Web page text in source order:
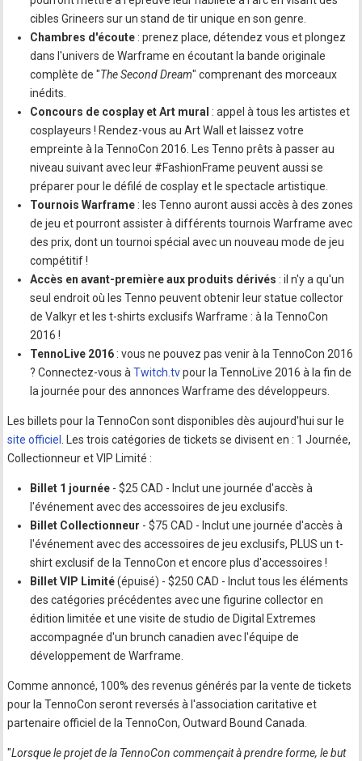
cibles Grineers sur un stand de tir unique en son genre.
Chambres d'écoute : prenez place, détendez vous et plongez
dans l'univers de Warframe en écoutant la bande originale
complète de "The Second Dream" comprenant des morceaux
inédits.
Concours de cosplay et Art mural : appel à tous les artistes et
cosplayeurs ! Rendez-vous au Art Wall et laissez votre
empreinte à la TennoCon 2016. Les Tenno prêts à passer au
niveau suivant avec leur #FashionFrame peuvent aussi se
préparer pour le défilé de cosplay et le spectacle artistique.
Tournois Warframe : les Tenno auront aussi accès à des zones
de jeu et pourront assister à différents tournois Warframe avec
des prix, dont un tournoi spécial avec un nouveau mode de jeu
compétitif !
Accès en avant-première aux produits dérivés : il n'y a qu'un
seul endroit où les Tenno peuvent obtenir leur statue collector
de Valkyr et les t-shirts exclusifs Warframe : à la TennoCon
2016 !
TennoLive 2016 : vous ne pouvez pas venir à la TennoCon 2016
? Connectez-vous àTwitch.tvpour la TennoLive 2016 à la fin de
la journée pour des annonces Warframe des développeurs.
Les billets pour la TennoCon sont disponibles dès aujourd'hui sur le
site officiel . Les trois catégories de tickets se divisent en : 1 Journée,
Collectionneur et VIP Limité :
Billet 1 journée - $25 CAD - Inclut une journée d'accès à
l'événement avec des accessoires de jeu exclusifs.
Billet Collectionneur - $75 CAD - Inclut une journée d'accès à
l'événement avec des accessoires de jeu exclusifs, PLUS un t-
shirt exclusif de la TennoCon et encore plus d'accessoires !
Billet VIP Limité(épuisé) - $250 CAD - Inclut tous les éléments
des catégories précédentes avec une figurine collector en
édition limitée et une visite de studio de Digital Extremes
accompagnée d'un brunch canadien avec l'équipe de
développement de Warframe.
Comme annoncé, 100% des revenus générés par la vente de tickets
pour la TennoCon seront reversés à l'association caritative et
partenaire officiel de la TennoCon, Outward Bound Canada.
"Lorsque le projet de la TennoCon commençait à prendre forme, le but